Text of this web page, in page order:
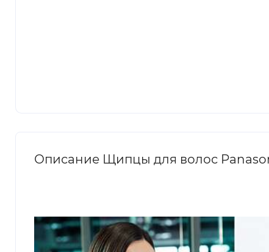
Описание Щипцы для волос